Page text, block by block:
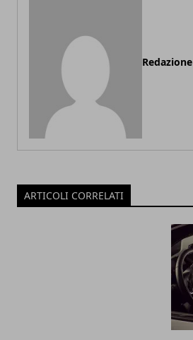
Redazione
ARTICOLI CORRELATI